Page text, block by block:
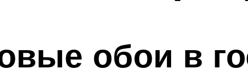
обои в